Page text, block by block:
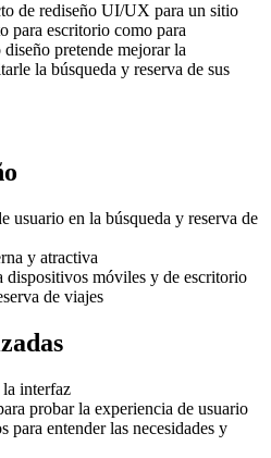
de rediseño UI/UX para un sitio
para escritorio como para
pretende mejorar la
la búsqueda y reserva de sus
usuario en la búsqueda y reserva de
y atractiva
dispositivos móviles y de escritorio
de viajes
la interfaz
probar la experiencia de usuario
para entender las necesidades y